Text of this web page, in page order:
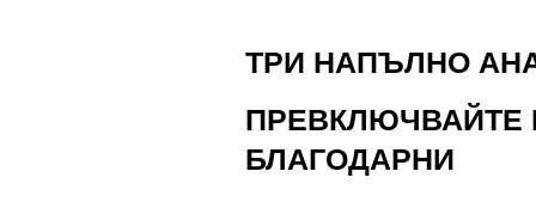
ТРИ НАПЪЛНО
ПРЕВКЛЮЧВАЙТЕ
БЛАГОДАРНИ